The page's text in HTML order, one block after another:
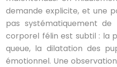
demande explicite, et une
pas systématiquement de
corporel félin est subtil : la
queue, la dilatation des
émotionnel. Une